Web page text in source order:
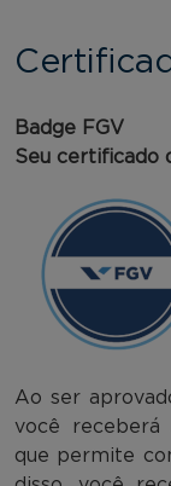
Badge FGV
Seu certificado
Ao ser
você receberá
que permite